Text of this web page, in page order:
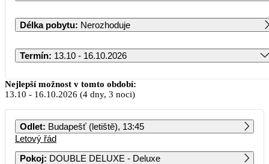
Délka pobytu: Nerozhoduje
Termín: 13.10 - 16.10.2026
Říjen 2026
PO ÚT ST ČT PÁ SO NE
4 909 5 029 4 389 4 269
Nejlepší možnost v tomto období:
13.10 - 16.10.2026 (4 dny, 3 noci)
Odlet: Budapešť (letiště), 13:45
Letový řád
Pokoj: DOUBLE DELUXE - Deluxe